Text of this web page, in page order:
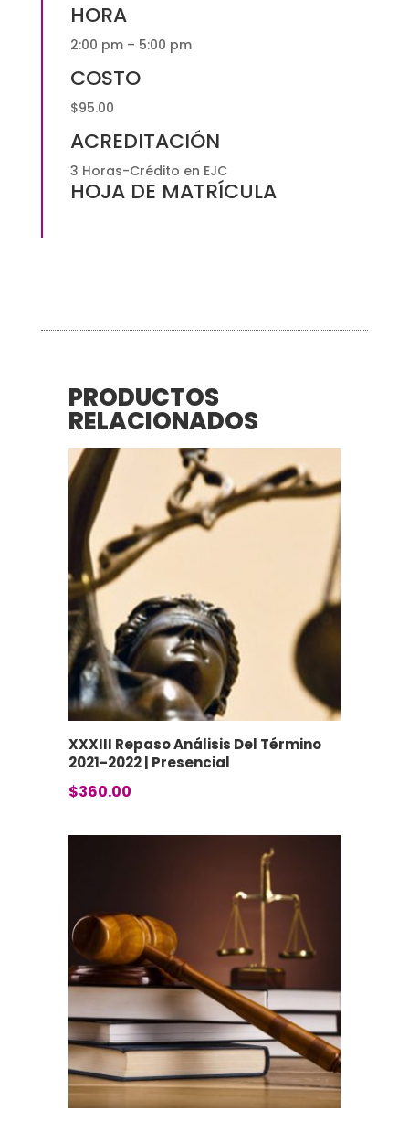
HORA
2:00 pm – 5:00 pm
COSTO
$95.00
ACREDITACIÓN
3 Horas-Crédito en EJC
HOJA DE MATRÍCULA
PRODUCTOS
RELACIONADOS
XXXIII Repaso Análisis Del Término
2021-2022 | Presencial
$360.00